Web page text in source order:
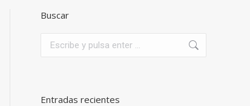
Buscar
Entradas recientes